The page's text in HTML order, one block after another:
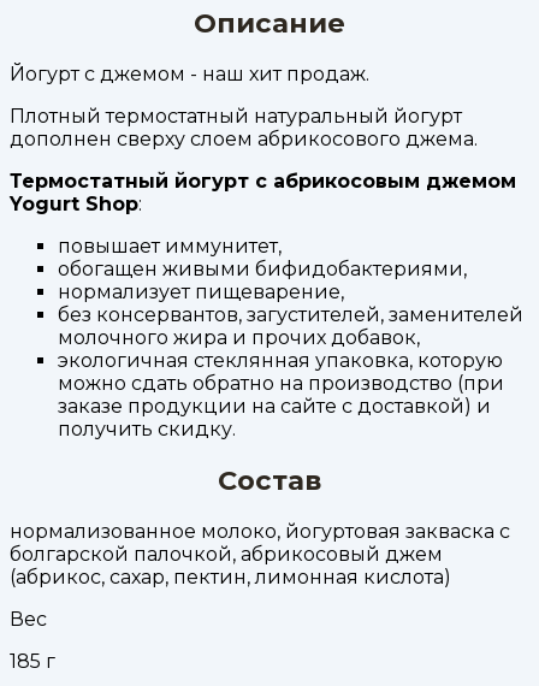
Описание
Йогурт с джемом - наш хит продаж.
Плотный термостатный натуральный йогурт
дополнен сверху слоем абрикосового джема.
Термостатный йогурт с абрикосовым джемом
Yogurt Shop:
повышает иммунитет,
обогащен живыми бифидобактериями,
нормализует пищеварение,
без консервантов, загустителей, заменителей
молочного жира и прочих добавок,
экологичная стеклянная упаковка, которую
можно сдать обратно на производство (при
заказе продукции на сайте с доставкой) и
получить скидку.
Состав
нормализованное молоко, йогуртовая закваска с
болгарской палочкой, абрикосовый джем
(абрикос, сахар, пектин, лимонная кислота)
Вес
185 г